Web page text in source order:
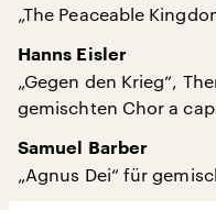
„The Peaceable
Hanns Eisler
„Gegen den Krieg“,
gemischten Chor a
Samuel Barber
„Agnus Dei“ für